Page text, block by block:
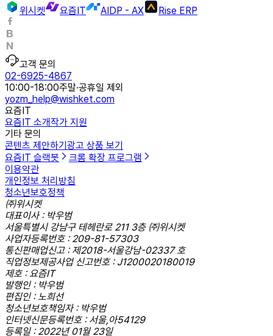
위시켓
요즘IT AIDP - AX Rise ERP
고객 문의
02-6925-4867
10:00-18:00주말·공휴일 제외
yozm_help@wishket.com
요즘IT
요즘IT 소개작가 지원
기타 문의
콘텐츠 제안하기광고 상품 보기
요즘IT 슬랙봇
크롬 확장 프로그램
이용약관
개인정보 처리방침
청소년보호정책
㈜위시켓
대표이사 : 박우범
서울특별시 강남구 테헤란로 211 3층 ㈜위시켓
사업자등록번호 : 209-81-57303
통신판매업신고 : 제2018-서울강남-02337 호
직업정보제공사업 신고번호 : J1200020180019
제호 : 요즘IT
발행인 : 박우범
편집인 : 노희선
청소년보호책임자 : 박우범
인터넷신문등록번호 : 서울,아54129
등록일 : 2022년 01월 23일